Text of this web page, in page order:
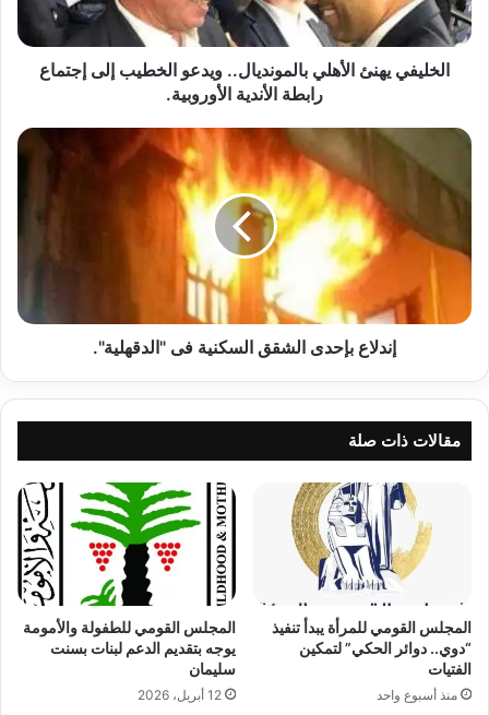
إجتماع
رابطة
الأنديةالخليفي يهنئ الأهلي بالمونديال.. ويدعو الخطيب إلى إجتماع
رابطة الأندية الأوروبية.
إندلاع
الشقق
السكنية
"الدقهلية".
إندلاع بإحدى الشقق السكنية فى "الدقهلية".
مقالات ذات صلة
المجلس القومي للمرأة يبدأ تنفيذ
“دوي.. دوائر الحكي” لتمكين
الفتيات
منذ أسبوع واحد
المجلس القومي للطفولة والأمومة
يوجه بتقديم الدعم لبنات بسنت
سليمان
12 أبريل، 2026